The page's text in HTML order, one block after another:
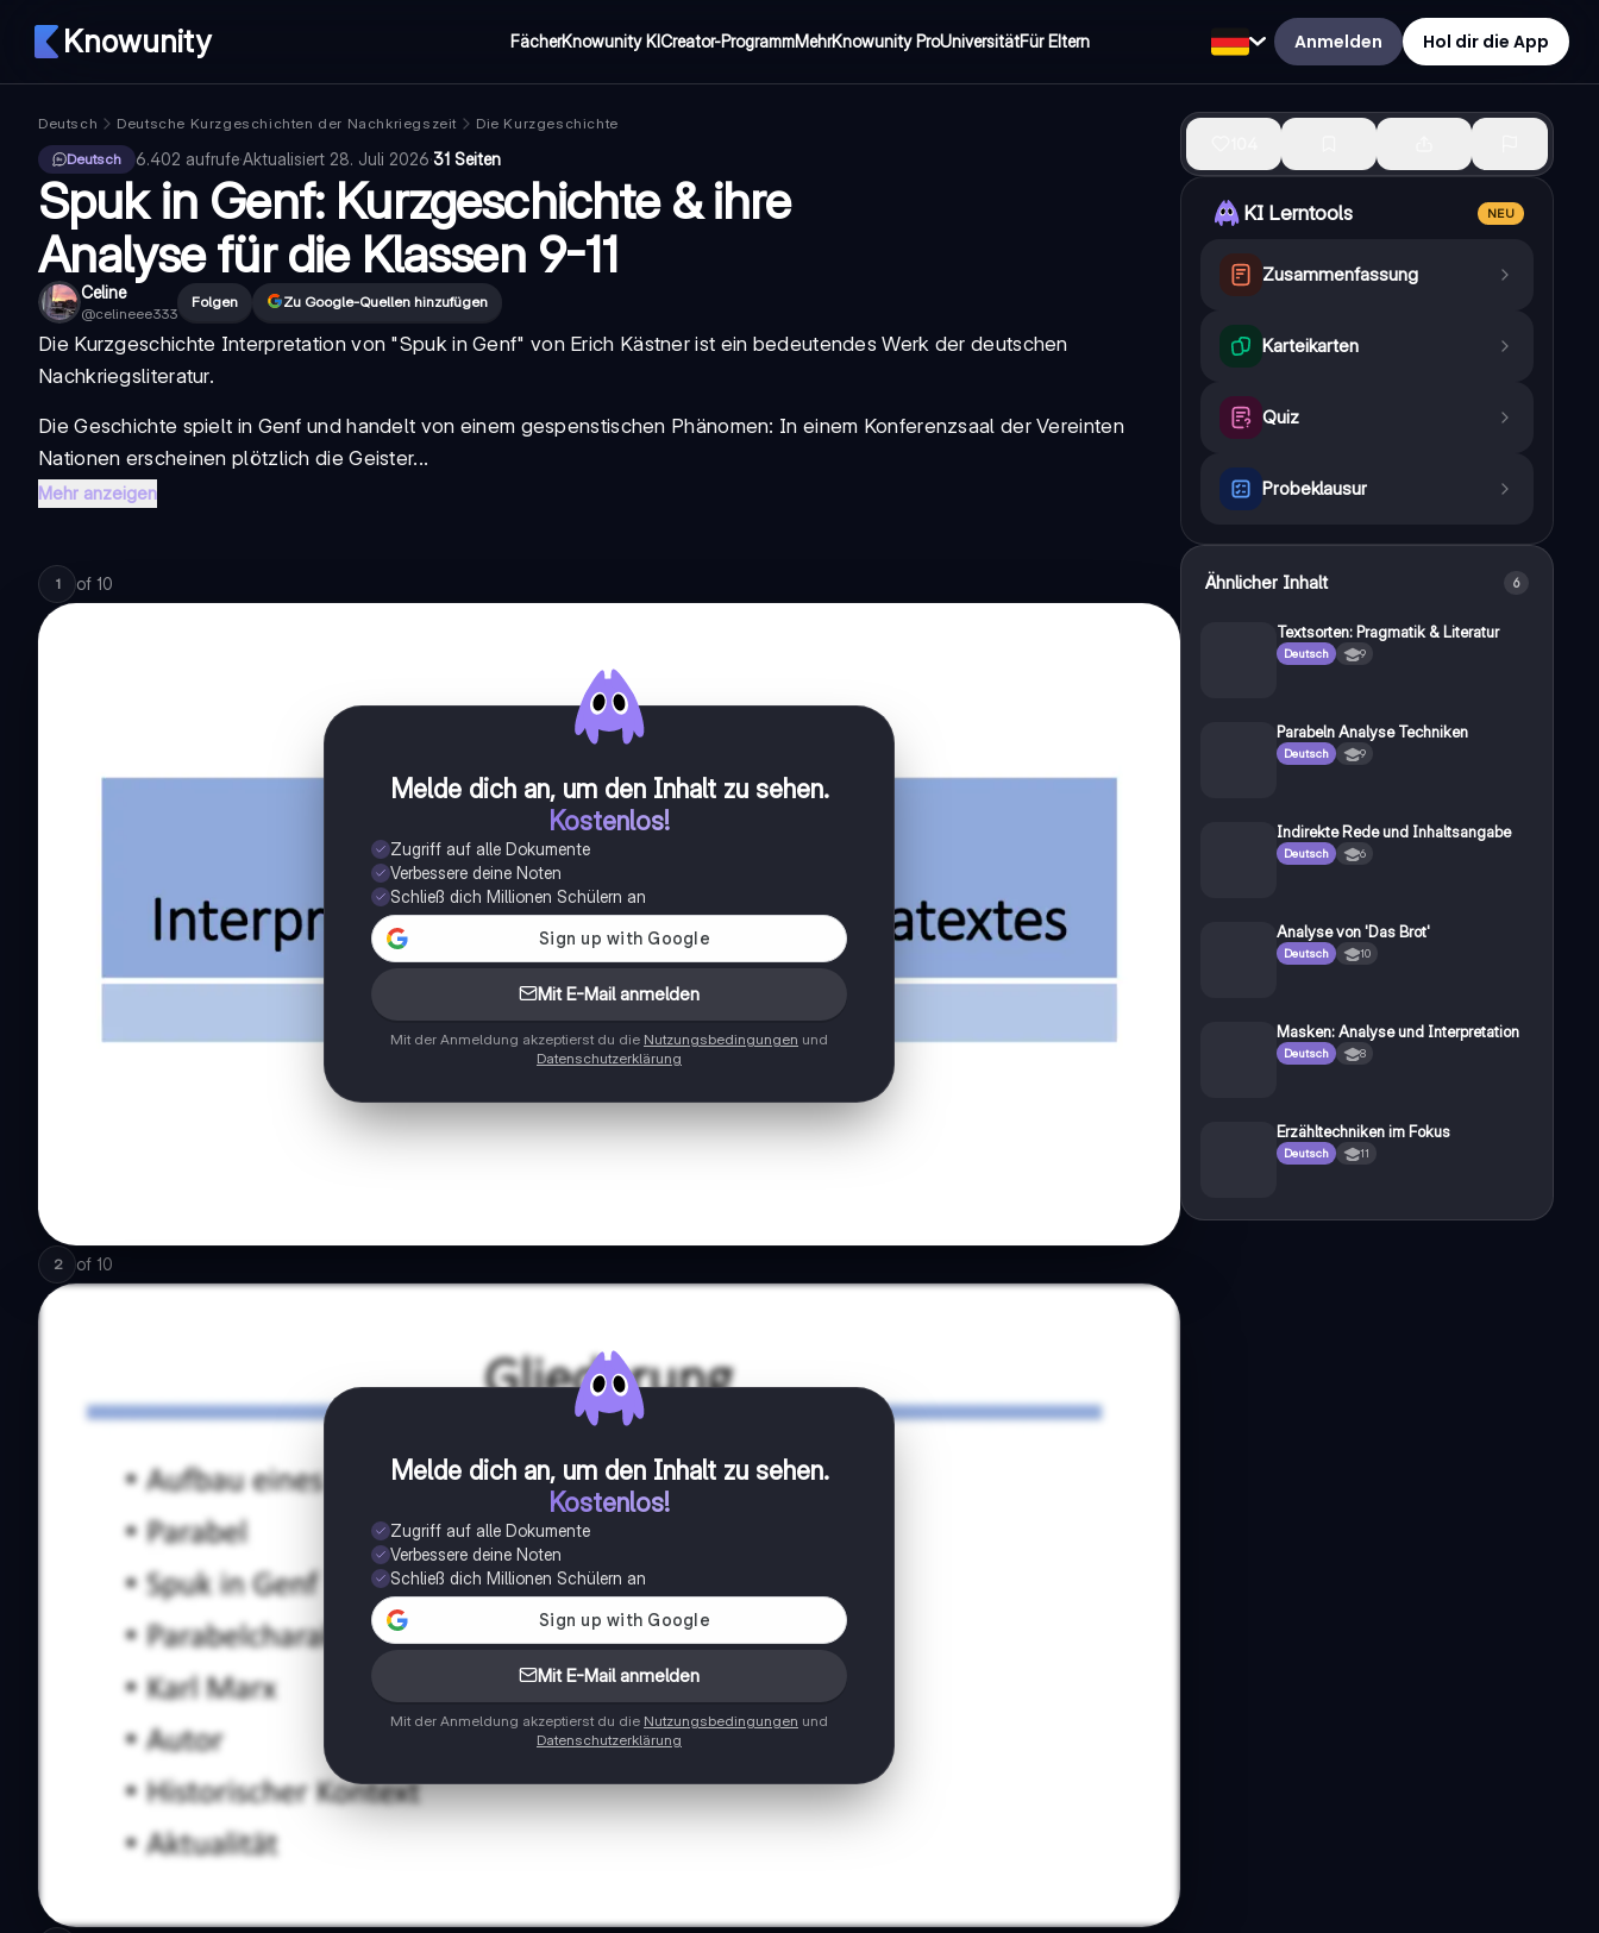
Knowunity FächerKnowunity KICreator-ProgrammMehrKnowunity ProUniversitätFür Eltern Anmelden Hol dir die App
Deutsch Deutsche Kurzgeschichten der Nachkriegszeit
Die Kurzgeschichte
Deutsch
6.402 aufrufe·Aktualisiert 28. Juli 2026·31 Seiten
Spuk in Genf: Kurzgeschichte & ihre
Analyse für die Klassen 9-11
Celine
@celineee333
Folgen Zu Google-Quellen hinzufügen
Die Kurzgeschichte Interpretationvon "Spuk in Genf" von Erich Kästner ist ein bedeutendes Werk der deutschen
Nachkriegsliteratur.
Die Geschichte spielt in Genf und handelt von einem gespenstischen Phänomen: In einem Konferenzsaal der Vereinten
Nationen erscheinen plötzlich die Geister...
Mehr anzeigen
1 of 10
Melde dich an, um den Inhalt zu sehen.
Kostenlos!
Zugriff auf alle Dokumente
Verbessere deine Noten
Schließ dich Millionen Schülern an
Mit E-Mail anmelden
Mit der Anmeldung akzeptierst du die Nutzungsbedingungen und
Datenschutzerklärung
2 of 10
Melde dich an, um den Inhalt zu sehen.
Kostenlos!
Zugriff auf alle Dokumente
Verbessere deine Noten
Schließ dich Millionen Schülern an
Mit E-Mail anmelden
Mit der Anmeldung akzeptierst du die Nutzungsbedingungen und
Datenschutzerklärung
KI Lerntools NEU
Zusammenfassung
Karteikarten
Quiz
Probeklausur
Ähnlicher Inhalt 6
Textsorten: Pragmatik & Literatur
Deutsch 9
Parabeln Analyse Techniken
Deutsch 9
Indirekte Rede und Inhaltsangabe
Deutsch 6
Analyse von 'Das Brot'
Deutsch 10
Masken: Analyse und Interpretation
Deutsch 8
Erzähltechniken im Fokus
Deutsch 11